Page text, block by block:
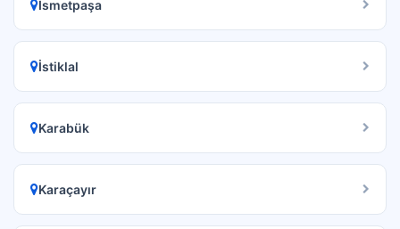
İsmetpaşa
İstiklal
Karabük
Karaçayır